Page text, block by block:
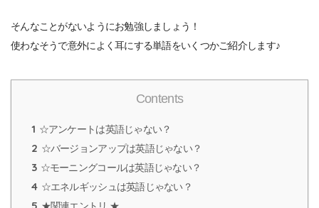
そんなことがないようにお勉強しましょう！
使わなそうで意外によく耳にする単語をいくつかご紹介します♪
Contents
1 ☆アンケートは英語じゃない？
2 ☆バージョンアップは英語じゃない？
3 ☆モーニングコールは英語じゃない？
4 ☆エネルギッシュは英語じゃない？